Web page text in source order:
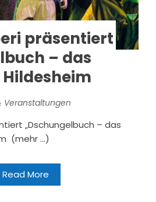
präsentiert
– das
Veranstaltungen
„Dschungelbuch – das
(mehr …)
Read More